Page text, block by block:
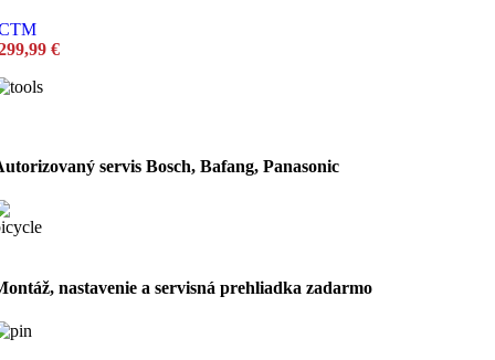
€
servis Bosch, Bafang, Panasonic
nastavenie a servisná prehliadka zadarmo